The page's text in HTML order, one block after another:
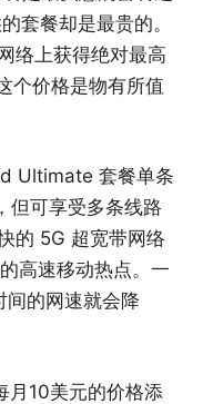
套餐却是最贵的。
络上获得绝对最高
个价格是物有所值
Ultimate 套餐单条
但可享受多条线路
的 5G 超宽带网络
高速移动热点。一
的网速就会降
月10美元的价格添